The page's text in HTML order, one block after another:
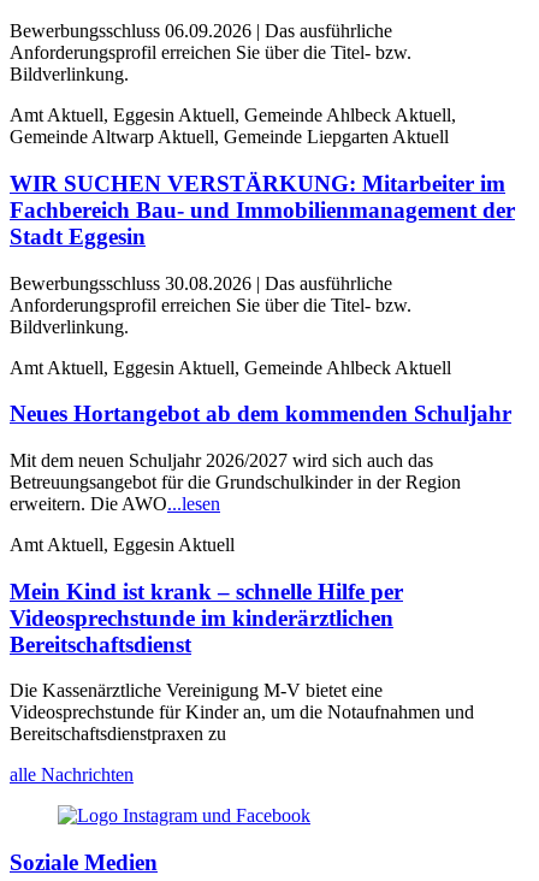
Bewerbungsschluss 06.09.2026 | Das ausführliche
Anforderungsprofil erreichen Sie über die Titel- bzw.
Bildverlinkung.
Amt Aktuell, Eggesin Aktuell, Gemeinde Ahlbeck Aktuell,
Gemeinde Altwarp Aktuell, Gemeinde Liepgarten Aktuell
WIR SUCHEN VERSTÄRKUNG: Mitarbeiter im
Fachbereich Bau- und Immobilienmanagement der
Stadt Eggesin
Bewerbungsschluss 30.08.2026 | Das ausführliche
Anforderungsprofil erreichen Sie über die Titel- bzw.
Bildverlinkung.
Amt Aktuell, Eggesin Aktuell, Gemeinde Ahlbeck Aktuell
Neues Hortangebot ab dem kommenden Schuljahr
Mit dem neuen Schuljahr 2026/2027 wird sich auch das
Betreuungsangebot für die Grundschulkinder in der Region
erweitern. Die AWO...lesen
Amt Aktuell, Eggesin Aktuell
Mein Kind ist krank – schnelle Hilfe per
Videosprechstunde im kinderärztlichen
Bereitschaftsdienst
Die Kassenärztliche Vereinigung M-V bietet eine
Videosprechstunde für Kinder an, um die Notaufnahmen und
Bereitschaftsdienstpraxen zu
alle Nachrichten
Soziale Medien